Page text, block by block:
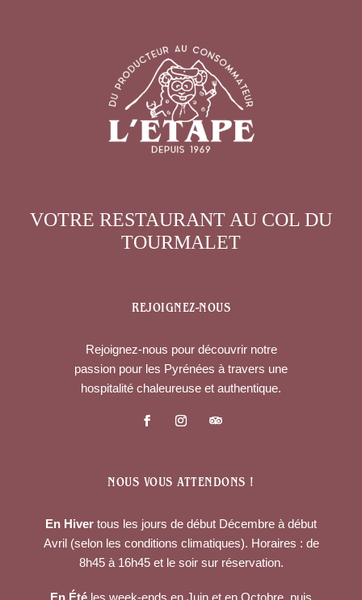
VOTRE RESTAURANT AU COL DU
TOURMALET
REJOIGNEZ-NOUS
Rejoignez-nous pour découvrir notre
passion pour les Pyrénées à travers une
hospitalité chaleureuse et authentique.
NOUS VOUS ATTENDONS !
En Hiver tous les jours de début Décembre à début
Avril (selon les conditions climatiques). Horaires : de
8h45 à 16h45 et le soir sur réservation.
En Été les week-ends en Juin et en Octobre, puis